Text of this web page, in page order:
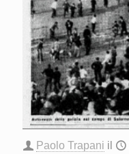
Paolo Trapani il